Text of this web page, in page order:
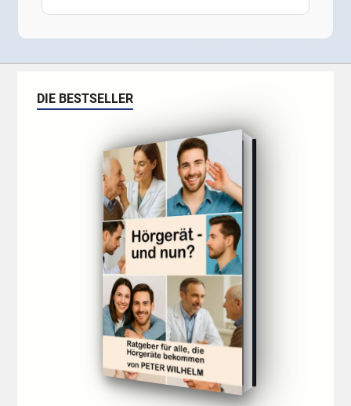
DIE BESTSELLER